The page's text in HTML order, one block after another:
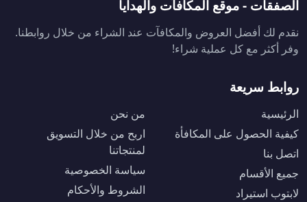
الصفقات - موقع المكافآت والهدايا
نقدم لك أفضل العروض والمكافآت عند الشراء من خلال روابطنا.
وفر أكثر مع كل عملية شراء!
روابط سريعة
الرئيسية
كيفية الحصول على المكافأة
اتصل بنا
جميع الأقسام
لابتوب استيراد
من نحن
اربح من خلال التسويق
لمنتجاتنا
سياسة الخصوصية
الشروط والأحكام